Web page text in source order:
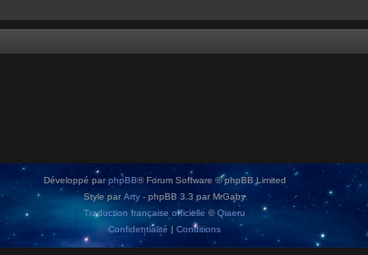
Développé parphpBB® Forum Software © phpBB Limited
Style par Arty - phpBB 3.3 par MrGaby
Traduction française officielle ©Qiaeru
Confidentialité | Conditions